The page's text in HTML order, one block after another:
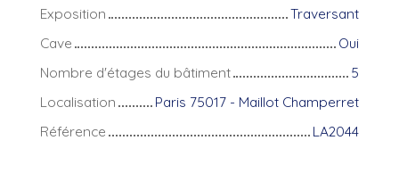
Exposition
Traversant
Cave
Oui
Nombre d'étages du bâtiment
5
Localisation
Paris 75017 - Maillot Champerret
Référence
LA2044